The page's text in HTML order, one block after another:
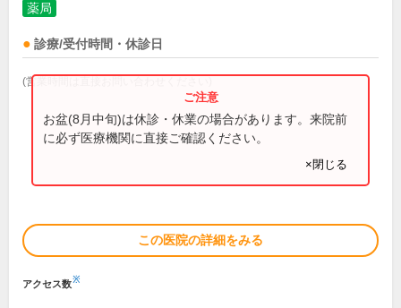
薬局
診療/受付時間・休診日
(営業時間は直接お問い合わせください)
お盆(8月中旬)は休診・休業の場合があります。来院前
に必ず医療機関に直接ご確認ください。
×閉じる
この医院の詳細をみる
アクセス数※